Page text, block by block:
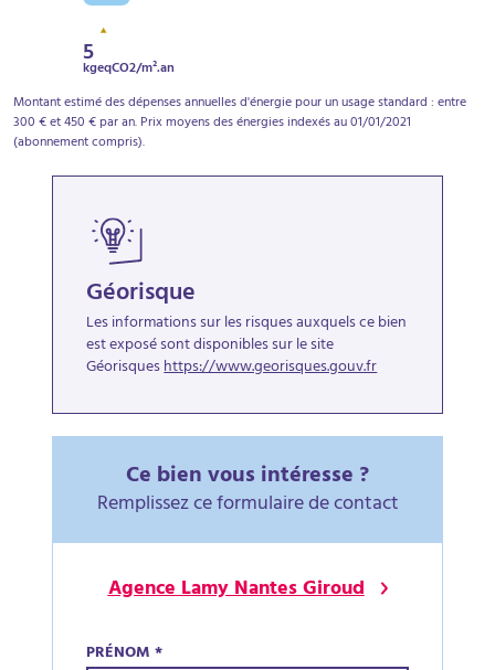
5
kgeqCO2/m².an
Montant estimé des dépenses annuelles d'énergie pour un usage standard : entre
300 € et 450 € par an. Prix moyens des énergies indexés au 01/01/2021
(abonnement compris).
Géorisque
Les informations sur les risques auxquels ce bien
est exposé sont disponibles sur le site
Géorisqueshttps://www.georisques.gouv.fr
Ce bien vous intéresse ?
Remplissez ce formulaire de contact
Agence Lamy Nantes Giroud
PRÉNOM*